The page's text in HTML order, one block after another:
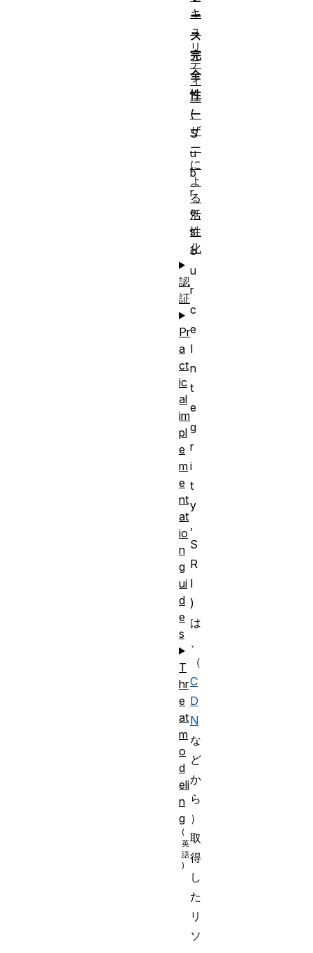
ー
ス
完
全
性
(
S
u
b
r
e
s
o
u
r
c
e
I
n
t
e
g
r
i
t
y
S
R
I
)
は
（
C
D
N
な
ど
か
ら
）
取
得
し
た
リ
ソ
キ
ュ
リ
テ
ィ
ユ
ー
ザ
ー
に
よ
る
活
性
化
認
証
Pr
a
ct
ic
al
im
pl
e
m
e
nt
at
io
n
g
ui
d
e
s
T
hr
e
at
m
o
d
eli
n
g